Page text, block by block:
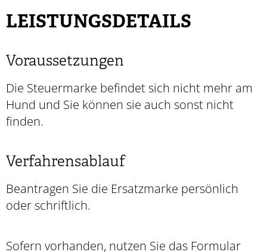
LEISTUNGSDETAILS
Voraussetzungen
Die Steuermarke befindet sich nicht mehr am
Hund und Sie können sie auch sonst nicht
finden.
Verfahrensablauf
Beantragen Sie die Ersatzmarke persönlich
oder schriftlich.
Sofern vorhanden, nutzen Sie das Formular